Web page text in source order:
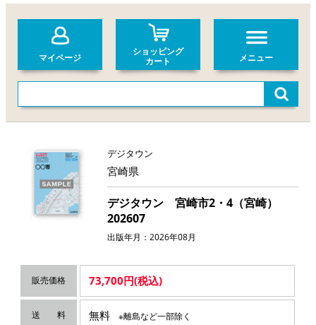
マイページ
ショッピング
カート
メニュー
デジタウン
宮崎県
デジタウン 宮崎市2・4（宮崎）
202607
出版年月：2026年08月
販売価格 73,700円(税込)
送 料 無料 ※離島など一部除く